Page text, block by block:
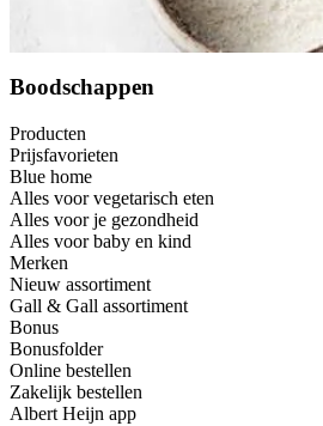
Boodschappen
Producten
Prijsfavorieten
Blue home
Alles voor vegetarisch eten
Alles voor je gezondheid
Alles voor baby en kind
Merken
Nieuw assortiment
Gall & Gall assortiment
Bonus
Bonusfolder
Online bestellen
Zakelijk bestellen
Albert Heijn app